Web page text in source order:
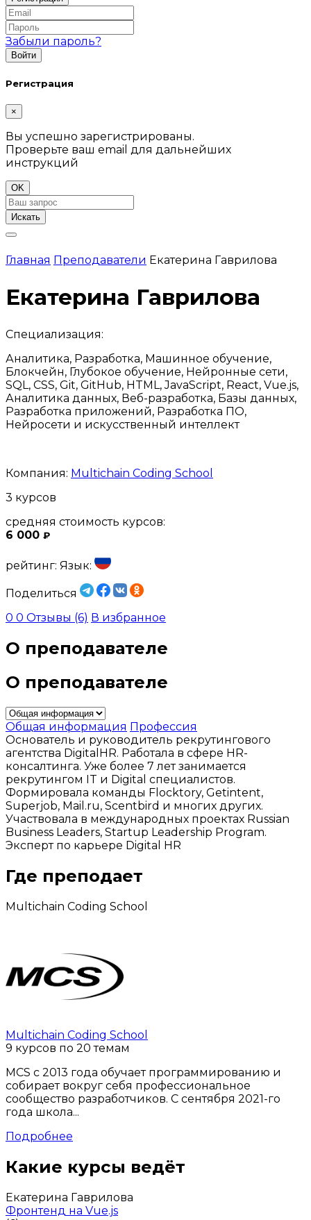
Забыли пароль?
Регистрация
×
Вы успешно зарегистрированы.
Проверьте ваш email для дальнейших
инструкций
OK
Искать
Главная Преподаватели Екатерина Гаврилова
Екатерина Гаврилова
Специализация:
Аналитика, Разработка, Машинное обучение,
Блокчейн, Глубокое обучение, Нейронные сети,
SQL, CSS, Git, GitHub, HTML, JavaScript, React, Vue.js,
Аналитика данных, Веб-разработка, Базы данных,
Разработка приложений, Разработка ПО,
Нейросети и искусственный интеллект
Компания: Multichain Coding School
3 курсов
средняя стоимость курсов:
6 000 ₽
рейтинг: Язык:
Поделиться
0 0 Отзывы (6) В избранное
О преподавателе
О преподавателе
Общая информация Профессия
Основатель и руководитель рекрутингового
агентства DigitalHR. Работала в сфере HR-
консалтинга. Уже более 7 лет занимается
рекрутингом IT и Digital специалистов.
Формировала команды Flocktory, Getintent,
Superjob, Mail.ru, Scentbird и многих других.
Участвовала в международных проектах Russian
Business Leaders, Startup Leadership Program.
Эксперт по карьере Digital HR
Где преподает
Multichain Coding School
Multichain Coding School
9 курсов по 20 темам
MCS с 2013 года обучает программированию и
собирает вокруг себя профессиональное
сообщество разработчиков. С сентября 2021-го
года школа...
Подробнее
Какие курсы ведёт
Екатерина Гаврилова
Фронтенд на Vue.js